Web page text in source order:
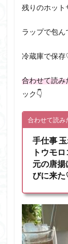
残りのホット
ラップで包ん
冷蔵庫で保
合わせて読み
ック👇
合わせて読み
手仕事
トウモ
元の唐
びに来